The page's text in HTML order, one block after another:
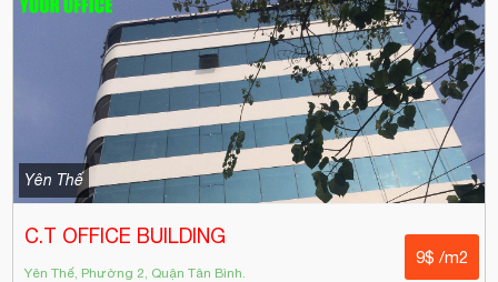
Yên Thế
C.T OFFICE BUILDING
Yên Thế, Phường 2, Quận Tân Bình.
9$ /m2